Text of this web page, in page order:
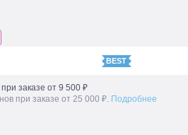
при заказе от 9 500 ₽
при заказе от 25 000 ₽. Подробнее